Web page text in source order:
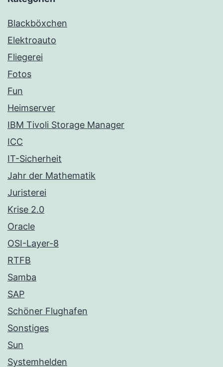
Blackböxchen
Elektroauto
Fliegerei
Fotos
Fun
Heimserver
IBM Tivoli Storage Manager
ICC
IT-Sicherheit
Jahr der Mathematik
Juristerei
Krise 2.0
Oracle
OSI-Layer-8
RTFB
Samba
SAP
Schöner Flughafen
Sonstiges
Sun
Systemhelden